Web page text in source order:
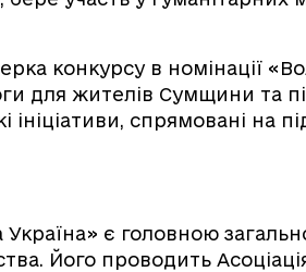
конкурсу в номінації
для жителів Сумщини та
спрямовані на
є головною
Його проводить